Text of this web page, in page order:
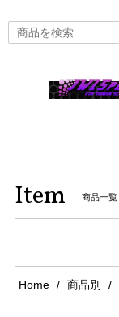
Item 商品一覧
Home 商品別